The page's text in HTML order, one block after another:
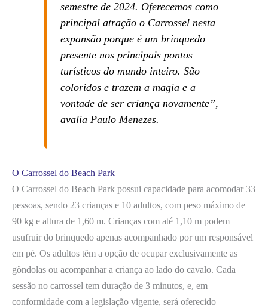
semestre de 2024. Oferecemos como
principal atração o Carrossel nesta
expansão porque é um brinquedo
presente nos principais pontos
turísticos do mundo inteiro. São
coloridos e trazem a magia e a
vontade de ser criança novamente”,
avalia Paulo Menezes.
O Carrossel do Beach Park
O Carrossel do Beach Park possui capacidade para acomodar 33
pessoas, sendo 23 crianças e 10 adultos, com peso máximo de
90 kg e altura de 1,60 m. Crianças com até 1,10 m podem
usufruir do brinquedo apenas acompanhado por um responsável
em pé. Os adultos têm a opção de ocupar exclusivamente as
gôndolas ou acompanhar a criança ao lado do cavalo. Cada
sessão no carrossel tem duração de 3 minutos, e, em
conformidade com a legislação vigente, será oferecido